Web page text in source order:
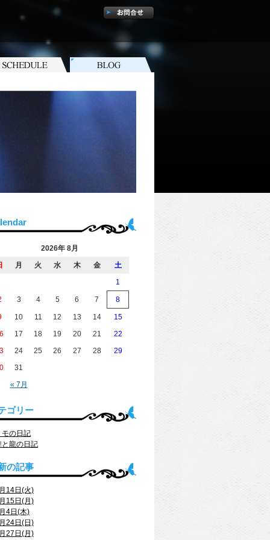
2026年 8月
月 火 水 木 金 土
« 7月
1
3 4 5 6 7 8
10 11 12 13 14
15
17 18 19 20 21
22
24 25 26 27 28
29
31
ゴリー
モの日記
と龍の日記
の記事
14日(火)
15日(月)
4日(木)
24日(日)
27日(月)